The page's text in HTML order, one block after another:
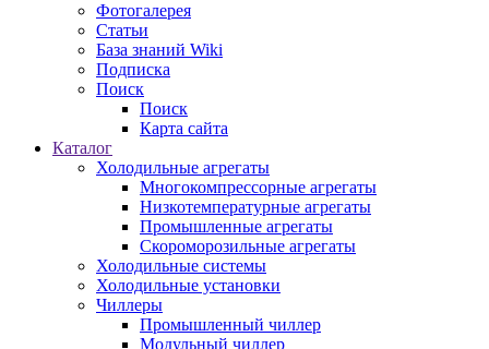
Фотогалерея
Статьи
База знаний Wiki
Подписка
Поиск
Поиск
Карта сайта
Каталог
Холодильные агрегаты
Многокомпрессорные агрегаты
Низкотемпературные агрегаты
Промышленные агрегаты
Скороморозильные агрегаты
Холодильные системы
Холодильные установки
Чиллеры
Промышленный чиллер
Модульный чиллер